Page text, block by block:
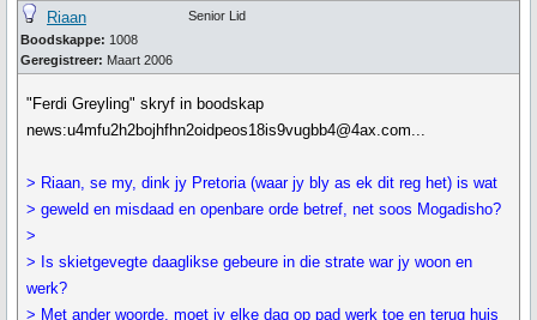
Riaan
Boodskappe: 1008
Geregistreer: Maart 2006
Senior Lid
"Ferdi Greyling" skryf in boodskap
news:u4mfu2h2bojhfhn2oidpeos18is9vugbb4@4ax.com...
> Riaan, se my, dink jy Pretoria (waar jy bly as ek dit reg het) is wat
> geweld en misdaad en openbare orde betref, net soos Mogadisho?
>
> Is skietgevegte daaglikse gebeure in die strate war jy woon en
werk?
> Met ander woorde, moet jy elke dag op pad werk toe en terug huis